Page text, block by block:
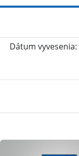
Dátum vyvesenia: